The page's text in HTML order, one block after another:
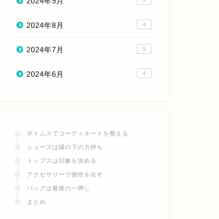
2024年8月 4
2024年7月 5
2024年6月 4
ボトムスでコーディネートを整える
シューズは縁の下の力持ち
トップスは印象を決める
アクセサリーで個性を出す
バッグは最後の一押し
まとめ